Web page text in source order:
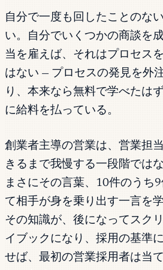
自分で一度も回したことのな
い。自分でいくつかの商談を
当を雇えば、それはプロセス
はない — プロセスの発見を外
り、本来なら無料で学べたは
に給料を払っている。
創業者主導の営業は、営業担
きるまで我慢する一段階では
まさにその言葉、10件のうち
て相手が身を乗り出す一言を
その知識が、後になってスク
イブックになり、採用の基準
せば、最初の営業採用者は当